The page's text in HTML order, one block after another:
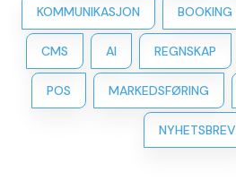
KOMMUNIKASJON BOOKING
CMS AI REGNSKAP
POS MARKEDSFØRING
NYHETSBREV